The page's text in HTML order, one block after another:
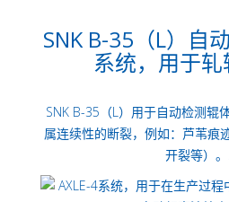
SNK B-35（L）自
系统，用于轧
SNK B-35（L）用于自动检测辊
属连续性的断裂，例如：芦苇痕
开裂等）。…